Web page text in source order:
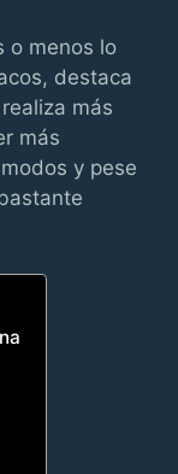
o menos lo
destaca
más
más
y pese